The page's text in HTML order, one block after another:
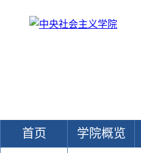
首页 学院概览